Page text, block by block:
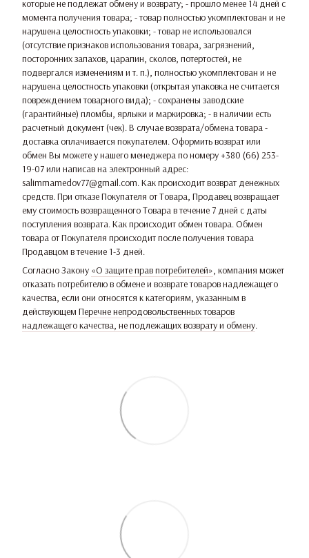
которые не подлежат обмену и возврату; - прошло менее 14 дней с
момента получения товара; - товар полностью укомплектован и не
нарушена целостность упаковки; - товар не использовался
(отсутствие признаков использования товара, загрязнений,
посторонних запахов, царапин, сколов, потертостей, не
подвергался изменениям и т. п.), полностью укомплектован и не
нарушена целостность упаковки (открытая упаковка не считается
повреждением товарного вида); - сохранены заводские
(гарантийные) пломбы, ярлыки и маркировка; - в наличии есть
расчетный документ (чек). В случае возврата/обмена товара -
доставка оплачивается покупателем. Оформить возврат или
обмен Вы можете у нашего менеджера по номеру +380 (66) 253-
19-07 или написав на электронный адрес:
salimmamedov77@gmail.com. Как происходит возврат денежных
средств. При отказе Покупателя от Товара, Продавец возвращает
ему стоимость возвращенного Товара в течение 7 дней с даты
поступления возврата. Как происходит обмен товара. Обмен
товара от Покупателя происходит после получения товара
Продавцом в течение 1-3 дней.
Согласно Закону «О защите прав потребителей», компания может
отказать потребителю в обмене и возврате товаров надлежащего
качества, если они относятся к категориям, указанным в
действующем Перечне непродовольственных товаров
надлежащего качества, не подлежащих возврату и обмену.